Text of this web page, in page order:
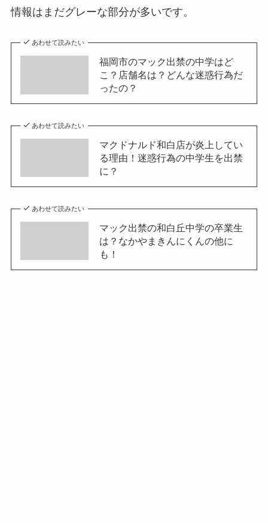
情報はまだグレーな部分が多いです。
あわせて読みたい
福岡市のマック出禁の中学はど
こ？店舗名は？どんな迷惑行為だ
ったの？
あわせて読みたい
マクドナルド和白店が炎上してい
る理由！迷惑行為の中学生を出禁
に？
あわせて読みたい
マック出禁の和白丘中学の卒業生
は？なかやまきんにくんの他に
も！